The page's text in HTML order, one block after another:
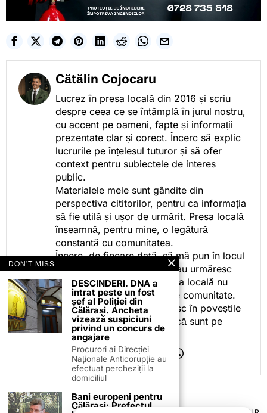
Cătălin Cojocaru
Lucrez în presa locală din 2016 și scriu
despre ceea ce se întâmplă în jurul nostru,
cu accent pe oameni, fapte și informații
prezentate clar și corect. Încerc să explic
lucrurile pe înțelesul tuturor și să ofer
context pentru subiectele de interes
public.
Materialele mele sunt gândite din
perspectiva cititorilor, pentru ca informația
să fie utilă și ușor de urmărit. Presa locală
înseamnă, pentru mine, o legătură
constantă cu comunitatea.
Încerc, de fiecare dată, să mă pun în locul
celor care citesc, privesc sau urmăresc
ceea ce fac. Pentru că presa locală nu
este despre mine, ci despre comunitate.
Iar dacă oamenii se regăsesc în poveștile
pe care le spun, înseamnă că sunt pe
drumul bun.
DON'T MISS
DESCINDERI. DNA a
intrat peste un fost
șef al Poliției din
Călărași. Ancheta
vizează suspiciuni
privind un concurs de
angajare
Procurori ai Direcției
Naționale Anticorupție au
efectuat percheziții la
domiciliul
Bani europeni pentru
Călărași: Prefectul